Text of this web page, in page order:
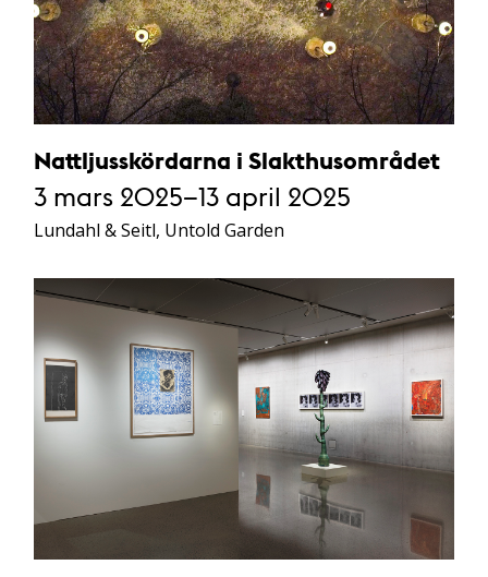
Nattljusskördarna i Slakthusområdet
3 mars 2025–13 april 2025
Lundahl & Seitl, Untold Garden